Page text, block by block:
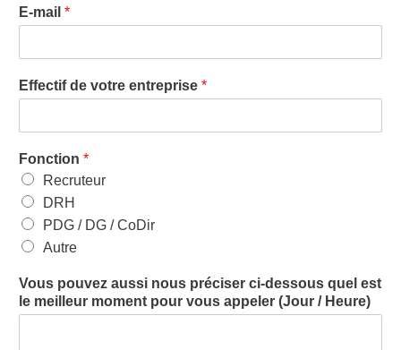
E-mail *
Effectif de votre entreprise *
Fonction *
Recruteur
DRH
PDG / DG / CoDir
Autre
Vous pouvez aussi nous préciser ci-dessous quel est
le meilleur moment pour vous appeler (Jour / Heure)